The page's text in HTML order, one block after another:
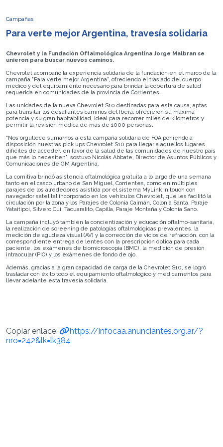
Campañas
Para verte mejor Argentina, travesía solidaria
Chevrolet y la Fundación Oftalmológica Argentina Jorge Malbran se
unieron para buscar nuevos caminos.
Chevrolet acompañó la experiencia solidaria de la fundación en el marco de la
campaña "Para verte mejor Argentina", ofreciendo el traslado del cuerpo
médico y del equipamiento necesario para brindar la cobertura de salud
requerida en comunidades de la provincia de Corrientes.
Las unidades de la nueva Chevrolet S10 destinadas para esta causa, aptas
para transitar los desafiantes caminos del Iberá, ofrecieron su máxima
potencia y su gran habitabilidad, ideal para recorrer miles de kilómetros y
permitir la revisión médica de más de 1000 personas.
"Nos orgullece sumarnos a esta campaña solidaria de FOA poniendo a
disposición nuestras pick ups Chevrolet S10 para llegar a aquellos lugares
difíciles de acceder, en favor de la salud de las comunidades de nuestro país
que más lo necesiten", sostuvo Nicolás Abbate, Director de Asuntos Públicos y
Comunicaciones de GM Argentina.
La comitiva brindó asistencia oftalmológica gratuita a lo largo de una semana
tanto en el casco urbano de San Miguel, Corrientes, como en múltiples
parajes de los alrededores asistida por el sistema MyLink in touch con
navegador satelital incorporado en los vehículos Chevrolet, que les facilitó la
circulación por la zona y los Parajes de Colonia Caimán, Colonia Santa, Paraje
Yataitipoi, Silvero Cui, Tacuaralito, Capilla, Paraje Montaña y Colonia Sano.
La campaña incluyó también la concientización y educación oftalmo-sanitaria,
la realización de screening de patologías oftalmológicas prevalentes, la
medición de agudeza visual (AV) y la corrección de vicios de refracción, con la
correspondiente entrega de lentes con la prescripción óptica para cada
paciente, los exámenes de biomicroscopia (BMC), la medición de presión
intraocular (PIO) y los exámenes de fondo de ojo.
Además, gracias a la gran capacidad de carga de la Chevrolet S10, se logró
trasladar con éxito todo el equipamiento oftalmológico y medicamentos para
llevar adelante esta travesía solidaria.
Copiar enlace:
https://infocaa.anunciantes.org.ar/?
nro=242&lk=lk384